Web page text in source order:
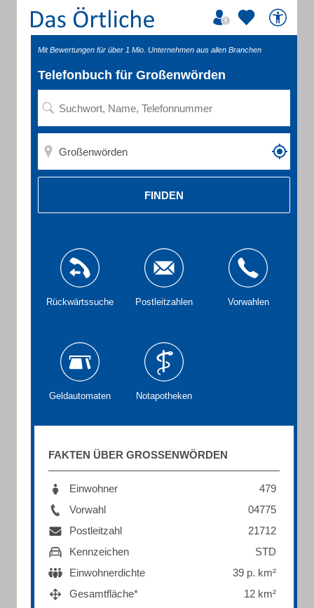
Mit Bewertungen für über 1 Mio. Unternehmen aus allen Branchen
Telefonbuch für Großenwörden
FINDEN
Rückwärtssuche Postleitzahlen Vorwahlen
Geldautomaten Notapotheken
FAKTEN ÜBER GROSSENWÖRDEN
Einwohner
479
Vorwahl
04775
Postleitzahl
21712
Kennzeichen
STD
Einwohnerdichte
39 p. km²
Gesamtfläche*
12 km²